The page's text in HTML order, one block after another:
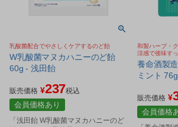
乳酸菌配合でやさしくケアするのど飴
W乳酸菌マヌカハニーのど飴
60g - 浅田飴
販売価格 ¥237税込
会員価格あり
「浅田飴 W乳酸菌マヌカハニーのど
和製ハーブ・
涼感で後味すっ
養命酒製造
ミント
販売価格 ¥
会員価格